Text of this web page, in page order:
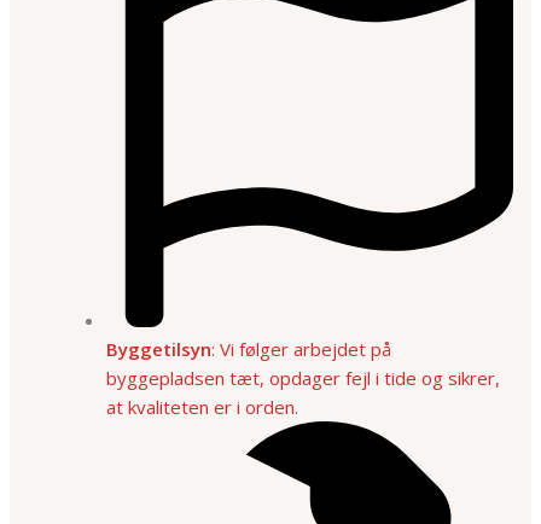
Byggetilsyn: Vi følger arbejdet på
byggepladsen tæt, opdager fejl i tide og sikrer,
at kvaliteten er i orden.